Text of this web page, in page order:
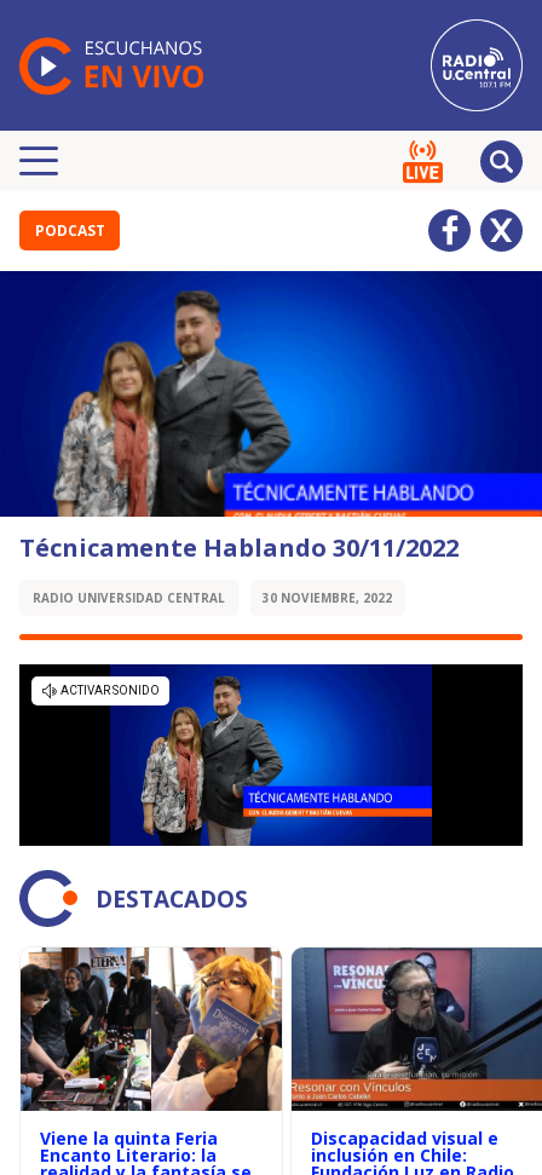
PODCAST
Técnicamente Hablando 30/11/2022
RADIO UNIVERSIDAD CENTRAL 30 NOVIEMBRE, 2022
DESTACADOS
Viene la quinta Feria
Encanto Literario: la
Discapacidad visual e
inclusión en Chile: